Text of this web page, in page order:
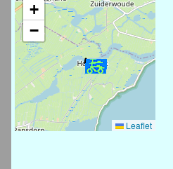
+
−
Leaflet